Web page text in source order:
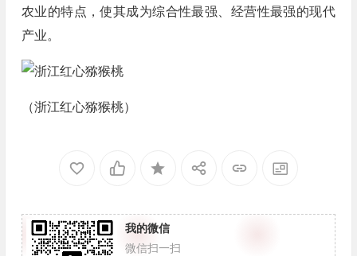
农业的特点，使其成为综合性最强、经营性最强的现代
产业。
（浙江红心猕猴桃）
我的微信
微信扫一扫